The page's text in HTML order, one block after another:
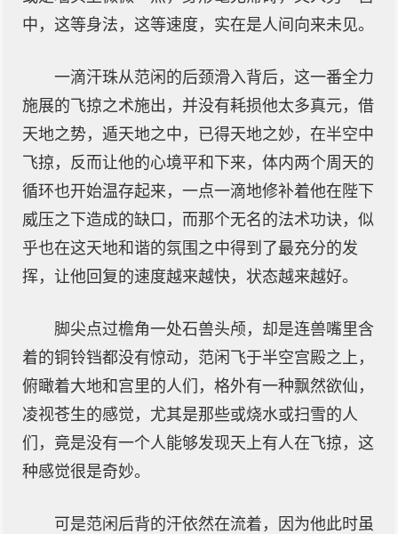
中，这等身法，这等速度，实在是人间向来未见。
一滴汗珠从范闲的后颈滑入背后，这一番全力
施展的飞掠之术施出，并没有耗损他太多真元，借
天地之势，遁天地之中，已得天地之妙，在半空中
飞掠，反而让他的心境平和下来，体内两个周天的
循环也开始温存起来，一点一滴地修补着他在陛下
威压之下造成的缺口，而那个无名的法术功诀，似
乎也在这天地和谐的氛围之中得到了最充分的发
挥，让他回复的速度越来越快，状态越来越好。
脚尖点过檐角一处石兽头颅，却是连兽嘴里含
着的铜铃铛都没有惊动，范闲飞于半空宫殿之上，
俯瞰着大地和宫里的人们，格外有一种飘然欲仙，
凌视苍生的感觉，尤其是那些或烧水或扫雪的人
们，竟是没有一个人能够发现天上有人在飞掠，这
种感觉很是奇妙。
可是范闲后背的汗依然在流着，因为他此时虽